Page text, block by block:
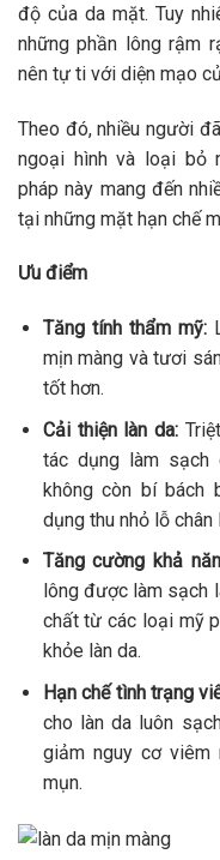
độ của da mặt. Tuy
những phần lông rậm
nên tự ti với diện mạo
Theo đó, nhiều người
ngoại hình và loại bỏ
pháp này mang đến
tại những mặt hạn chế
Ưu điểm
Tăng tính thẩm mỹ:
mịn màng và tươi
tốt hơn.
Cải thiện làn da:
tác dụng làm
không còn bí bách
dụng thu nhỏ lỗ chân
Tăng cường khả
lông được làm sạch
chất từ các loại mỹ
khỏe làn da.
Hạn chế tình trạng
cho làn da luôn
giảm nguy cơ viêm
mụn.